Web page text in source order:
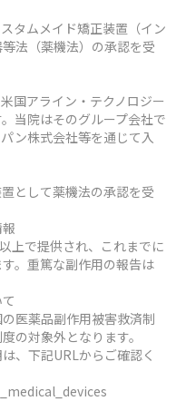
タムメイド矯正装置（イン
法（薬機法）の承認を受
国アライン・テクノロジー
当院はそのグループ会社で
ン株式会社等を通じて入
として薬機法の承認を受
上で提供され、これまでに
。重篤な副作用の報告は
医薬品副作用被害救済制
の対象外となります。
、下記URLからご確認く